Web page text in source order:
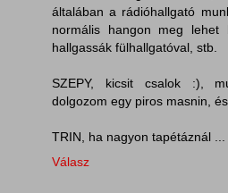
általában a rádióhallgató
normális hangon meg lehet
hallgassák fülhallgatóval, stb.
SZEPY, kicsit csalok :),
dolgozom egy piros masnin,
TRIN, ha nagyon tapétáznál
Válasz